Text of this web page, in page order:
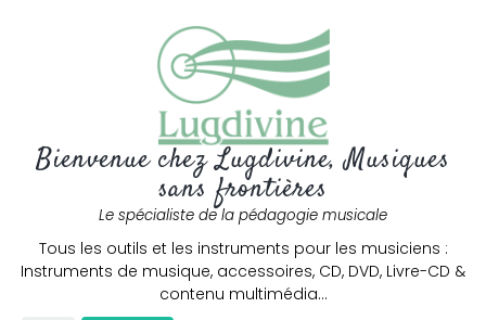
Bienvenue chez Lugdivine, Musiques
sans frontières
Le spécialiste de la pédagogie musicale
Tous les outils et les instruments pour les musiciens :
Instruments de musique, accessoires, CD, DVD, Livre-CD &
contenu multimédia…